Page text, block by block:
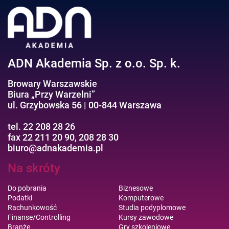
Efektywność osobista//Wellbeing
ADN Akademia Sp. z o.o. Sp. k.
Browary Warszawskie
Biura „Przy Warzelni”
ul. Grzybowska 56 | 00-844 Warszawa
tel. 22 208 28 26
fax 22 211 20 90, 208 28 30
biuro@adnakademia.pl
Na skróty
Do pobrania
Podatki
Rachunkowość
Finanse/Controlling
Branże
Biznesowe
Komputerowe
Studia podyplomowe
Kursy zawodowe
Gry szkoleniowe